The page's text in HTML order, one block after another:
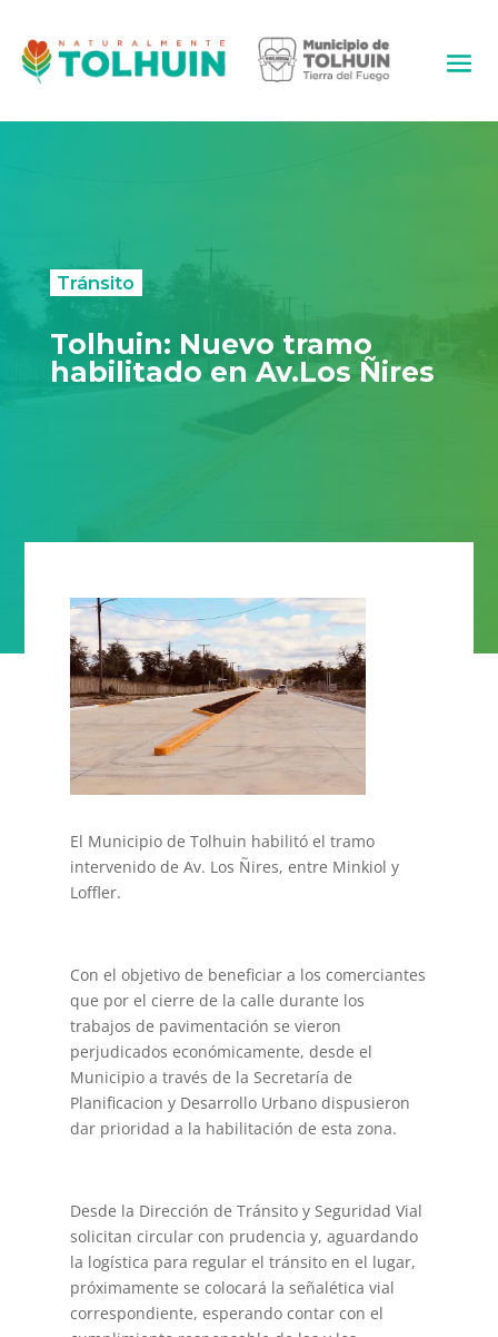
Tránsito
Tolhuin: Nuevo tramo
habilitado en Av.Los Ñires
El Municipio de Tolhuin habilitó el tramo
intervenido de Av. Los Ñires, entre Minkiol y
Loffler.
Con el objetivo de beneficiar a los comerciantes
que por el cierre de la calle durante los
trabajos de pavimentación se vieron
perjudicados económicamente, desde el
Municipio a través de la Secretaría de
Planificacion y Desarrollo Urbano dispusieron
dar prioridad a la habilitación de esta zona.
Desde la Dirección de Tránsito y Seguridad Vial
solicitan circular con prudencia y, aguardando
la logística para regular el tránsito en el lugar,
próximamente se colocará la señalética vial
correspondiente, esperando contar con el